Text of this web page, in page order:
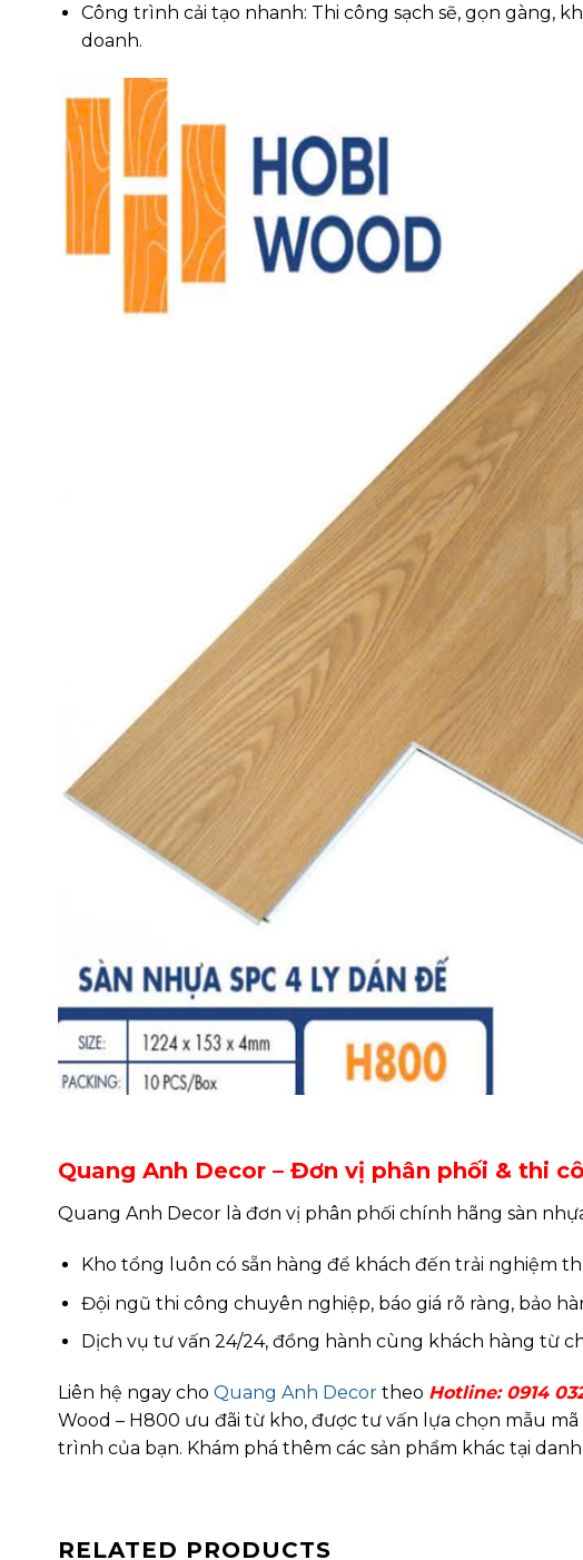
Công trình cải tạo nhanh: Thi công sạch sẽ, gọn gàng,
doanh.
Quang Anh Decor – Đơn vị phân phối & thi
Quang Anh Decor là đơn vị phân phối chính hãng sàn
Kho tổng luôn có sẵn hàng để khách đến trải nghiệm
Đội ngũ thi công chuyên nghiệp, báo giá rõ ràng, bảo
Dịch vụ tư vấn 24/24, đồng hành cùng khách hàng từ
Liên hệ ngay cho Quang Anh Decor theo Hotline: 0914
Wood – H800 ưu đãi từ kho, được tư vấn lựa chọn mẫu
trình của bạn. Khám phá thêm các sản phẩm khác tại
RELATED PRODUCTS